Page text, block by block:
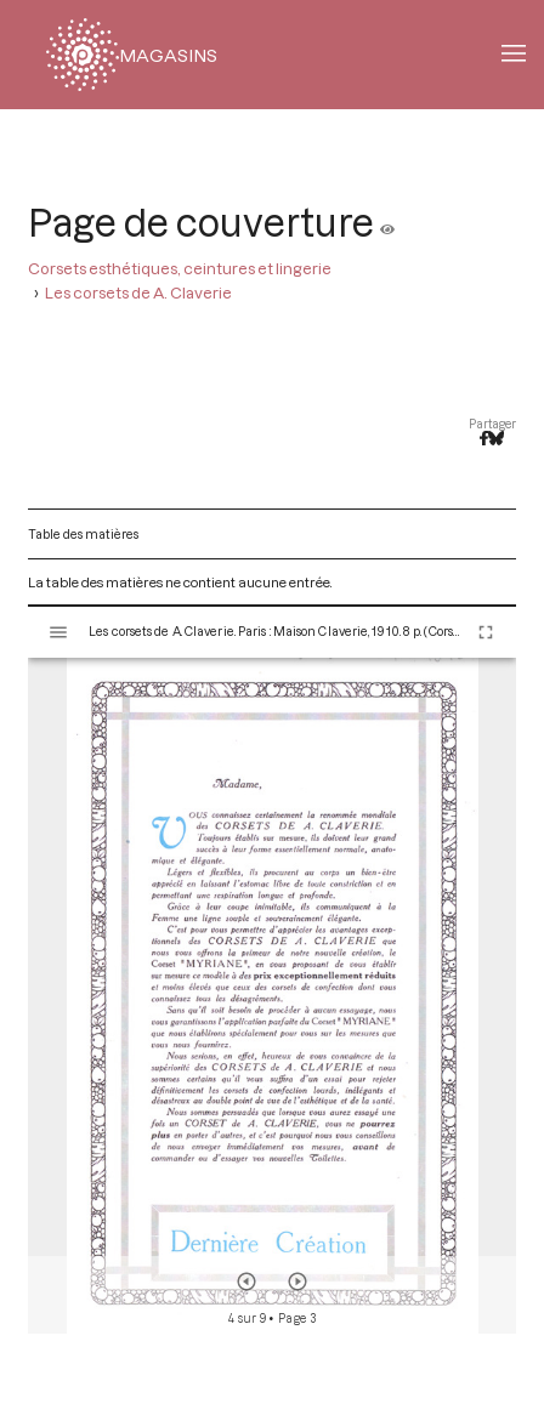
MAGASINS
Page de couverture
Corsets esthétiques, ceintures et lingerie
Les corsets de A. Claverie
Partager
Table des matières
La table des matières ne contient aucune entrée.
s
Les corsets de A. Claverie. Paris : Maison Claverie, 1910. 8 p. (Corsets esthétiques, ceintures et lingerie, 16)
4 sur 9 • Page 3